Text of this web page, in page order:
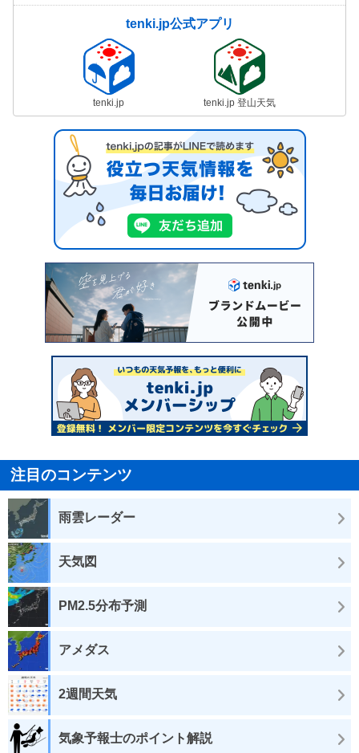
tenki.jp公式アプリ
tenki.jp tenki.jp 登山天気
注目のコンテンツ
雨雲レーダー
天気図
PM2.5分布予測
アメダス
2週間天気
気象予報士のポイント解説